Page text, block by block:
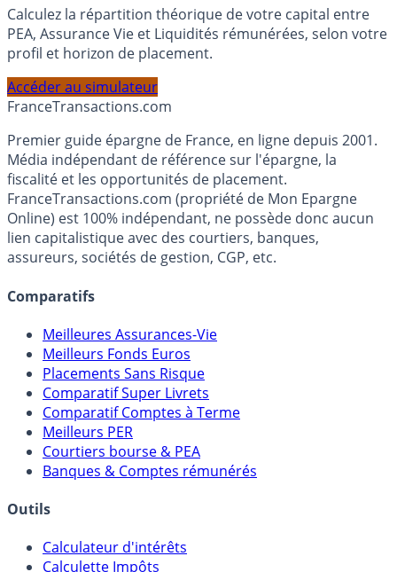
Simulateur d'Allocation
Calculez la répartition théorique de votre capital entre
profil et horizon de placement.
FranceTransactions.com
Premier guide épargne de France, en ligne depuis 2001.
Média indépendant de référence sur l'épargne, la
fiscalité et les opportunités de placement.
FranceTransactions.com (propriété de Mon Epargne
Online) est 100% indépendant, ne possède donc aucun
assureurs, sociétés de gestion, CGP, etc.
Comparatifs
Meilleures Assurances-Vie
Meilleurs Fonds Euros
Placements Sans Risque
Comparatif Super Livrets
Comparatif Comptes à Terme
Meilleurs PER
Banques & Comptes rémunérés
Outils